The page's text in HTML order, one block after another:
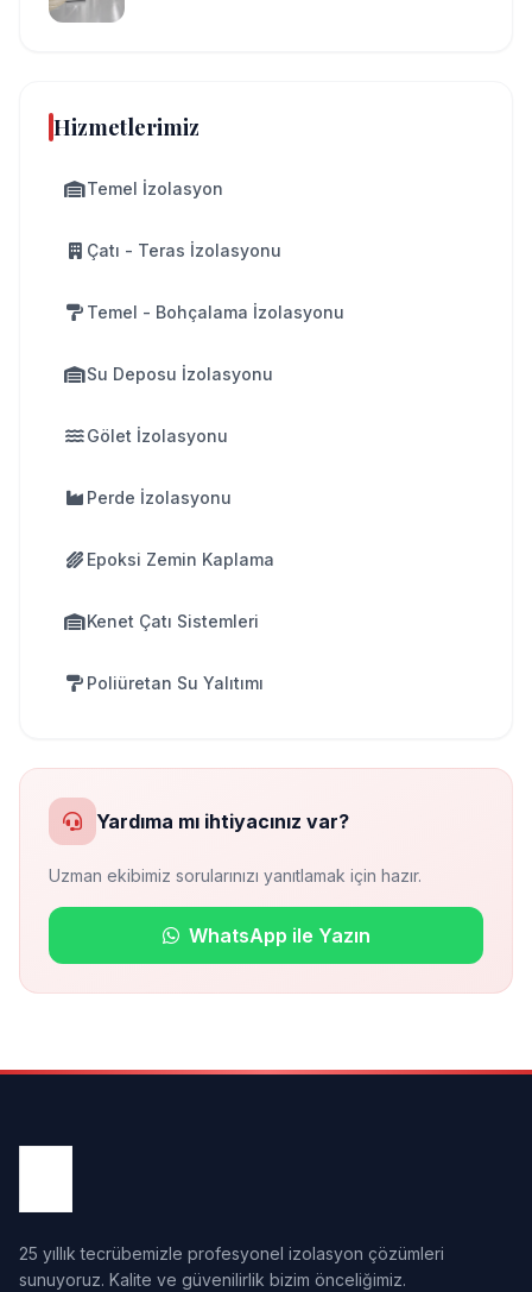
Hizmetlerimiz
Temel İzolasyon
Çatı - Teras İzolasyonu
Temel - Bohçalama İzolasyonu
Su Deposu İzolasyonu
Gölet İzolasyonu
Perde İzolasyonu
Epoksi Zemin Kaplama
Kenet Çatı Sistemleri
Poliüretan Su Yalıtımı
Yardıma mı ihtiyacınız var?
Uzman ekibimiz sorularınızı yanıtlamak için hazır.
WhatsApp ile Yazın
25 yıllık tecrübemizle profesyonel izolasyon çözümleri
sunuyoruz. Kalite ve güvenilirlik bizim önceliğimiz.